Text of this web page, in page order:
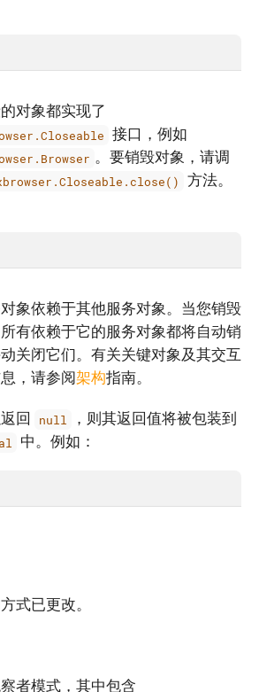
对象都实现了
接口，例如
。要销毁对象，请调
方法。
象依赖于其他服务对象。当您销毁
有依赖于它的服务对象都将自动销
关闭它们。有关关键对象及其交互
，请参阅架构指南。
回 null ，则其返回值将被包装到
中。例如：
式已更改。
者模式，其中包含